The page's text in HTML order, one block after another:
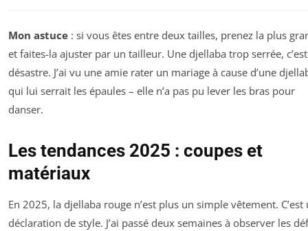
Mon astuce : si vous êtes entre deux tailles, prenez la plus
et faites-la ajuster par un tailleur. Une djellaba trop serrée,
désastre. J’ai vu une amie rater un mariage à cause d’une
qui lui serrait les épaules – elle n’a pas pu lever les bras pour
danser.
Les tendances 2025 : coupes et
matériaux
En 2025, la djellaba rouge n’est plus un simple vêtement. C’est
déclaration de style. J’ai passé deux semaines à observer les